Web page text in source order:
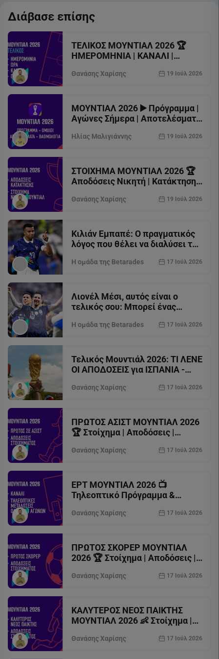
Διάβασε επίσης
ΤΕΛΙΚΟΣ ΜΟΥΝΤΙΑΛ 2026 🏆
ΗΜΕΡΟΜΗΝΙΑ | ΚΑΝΑΛΙ |
Θανάσης Χαρίσης 19 Ιούλ 2026
ΜΟΥΝΤΙΑΛ 2026 ▶️ Πρόγραμμα |
Αγώνες Σήμερα | Αποτελέσματα
Ηλίας Μαλιγιάννης 19 Ιούλ 2026
ΣΤΟΙΧΗΜΑ ΜΟΥΝΤΙΑΛ 2026 🏆
Αποδόσεις Νικητή | Κατάκτηση |
Θανάσης Χαρίσης 19 Ιούλ 2026
Κιλιάν Εμπαπέ: Ο πραγματικός
λόγος που θέλει να διαλύσει την
Η ομάδα της Betarades 17 Ιούλ 2026
Λιονέλ Μέσι, αυτός είναι ο
τελικός σου: Μπορεί ένας
κορυφαία άμυνα;
Η ομάδα της Betarades 17 Ιούλ 2026
Τελικός Μουντιάλ 2026: ΤΙ ΛΕΝΕ
ΟΙ ΑΠΟΔΟΣΕΙΣ για ΙΣΠΑΝΙΑ -
Θανάσης Χαρίσης 17 Ιούλ 2026
ΠΡΩΤΟΣ ΑΣΙΣΤ ΜΟΥΝΤΙΑΛ 2026
🏆 Στοίχημα | Αποδόσεις |
Θανάσης Χαρίσης 17 Ιούλ 2026
ΕΡΤ ΜΟΥΝΤΙΑΛ 2026 📺
Τηλεοπτικό Πρόγραμμα &
Θανάσης Χαρίσης 17 Ιούλ 2026
ΠΡΩΤΟΣ ΣΚΟΡΕΡ ΜΟΥΝΤΙΑΛ
2026 🏆 Στοίχημα | Αποδόσεις |
Θανάσης Χαρίσης 17 Ιούλ 2026
ΚΑΛΥΤΕΡΟΣ ΝΕΟΣ ΠΑΙΚΤΗΣ
ΜΟΥΝΤΙΑΛ 2026 👶 Στοίχημα |
Θανάσης Χαρίσης 17 Ιούλ 2026